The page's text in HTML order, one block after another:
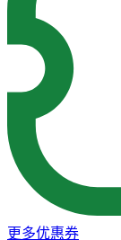
更多优惠券